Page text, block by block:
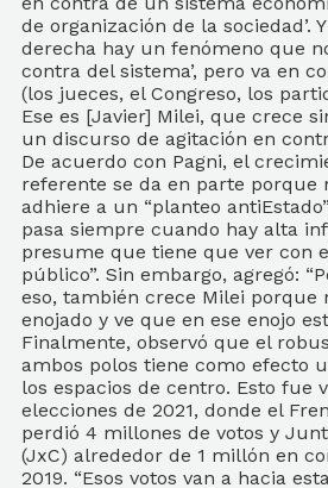
de organización de la sociedad’.
derecha hay un fenómeno que
contra del sistema’, pero va en
(los jueces, el Congreso, los
Ese es [Javier] Milei, que crece
un discurso de agitación en
De acuerdo con Pagni, el
referente se da en parte porque
adhiere a un “planteo
pasa siempre cuando hay alta
presume que tiene que ver con
público”. Sin embargo, agregó:
eso, también crece Milei porque
enojado y ve que en ese enojo
Finalmente, observó que el
ambos polos tiene como efecto
los espacios de centro. Esto fue
elecciones de 2021, donde el
perdió 4 millones de votos y
(JxC) alrededor de 1 millón en
2019. “Esos votos van a hacia